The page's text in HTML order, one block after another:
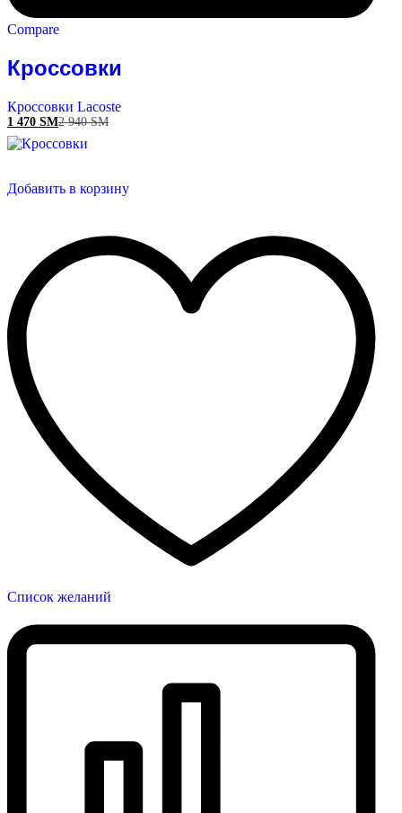
Compare
Кроссовки
Кроссовки Lacoste
1 470 ЅМ2 940ЅМ
Добавить в корзину
Список желаний